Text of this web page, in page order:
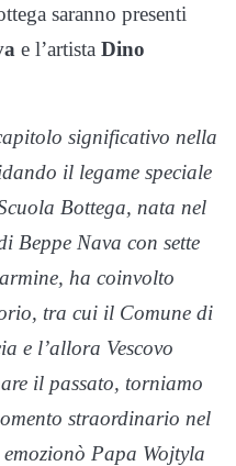
saranno presenti
e l’artista Dino
significativo nella
il legame speciale
Bottega, nata nel
Beppe Nava con sette
ha coinvolto
tra cui il Comune di
e l’allora Vescovo
il passato, torniamo
straordinario nel
Papa Wojtyla